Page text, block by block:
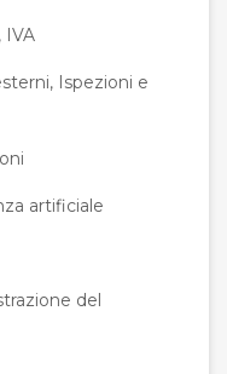
IVA
Ispezioni e
artificiale
del